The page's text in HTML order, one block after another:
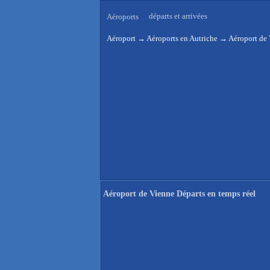
Aéroports départs et arrivées
Aéroport → Aéroports en Autriche → Aéroport de
Aéroport de Vienne Départs en temps réel